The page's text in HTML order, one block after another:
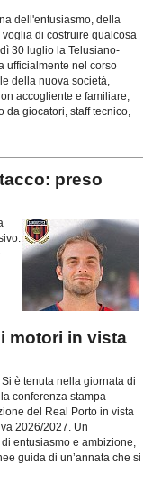
dell'entusiasmo, della
di costruire qualcosa
30 luglio la Telusiano-
ufficialmente nel corso
della nuova società,
accogliente e familiare,
da giocatori, staff tecnico,
preso
motori in vista
Si è tenuta nella giornata di
conferenza stampa
del Real Porto in vista
2026/2027. Un
entusiasmo e ambizione,
guida di un’annata che si